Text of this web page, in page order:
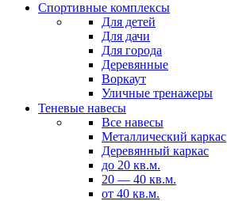
Спортивные комплексы
Для детей
Для дачи
Для города
Деревянные
Воркаут
Уличные тренажеры
Теневые навесы
Все навесы
Металлический каркас
Деревянный каркас
до 20 кв.м.
20 — 40 кв.м.
от 40 кв.м.